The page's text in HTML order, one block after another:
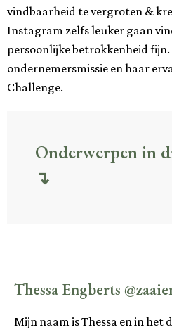
vindbaarheid te vergroten &
Instagram zelfs leuker gaan
persoonlijke betrokkenheid fijn.
ondernemersmissie en haar
Challenge.
Onderwerpen in
↴
Thessa Engberts
Mijn naam is Thessa en in het